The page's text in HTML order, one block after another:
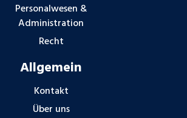
Personalwesen &
Administration
Recht
Allgemein
Kontakt
Über uns